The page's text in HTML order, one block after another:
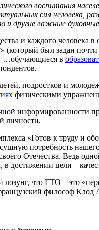
воспитания
сил
другие важные
и каждого человека
был задан
…обучающиеся в
подростков и
физическими
информированности
личности.
«Готов к труду и
потребность
Отечества. Ведь
достижении цели –
что ГТО – это
философ